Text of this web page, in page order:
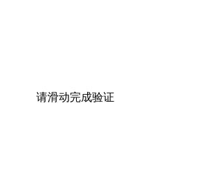
请滑动完成验证